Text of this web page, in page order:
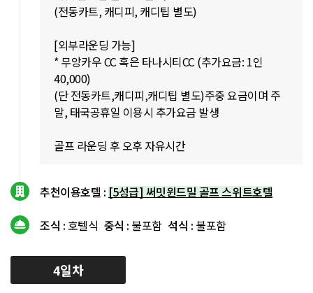
(전동카트, 캐디피, 캐디팁 별도)
[외부라운딩 가능]
* 무앙카우 CC 혹은 타나시티CC (추가요금: 1인
40,000)
(단 전동카트,캐디피,캐디팁 별도)주중 요금이며 주
말, 태국공휴일 이용시 추가요금 발생
골프 라운딩 후 오후 자유시간
추천이용호텔 :[5성급] 써밋윈드밀 골프 스위트호텔
조식 : 호텔식 중식 : 불포함 석식 : 불포함
4일차